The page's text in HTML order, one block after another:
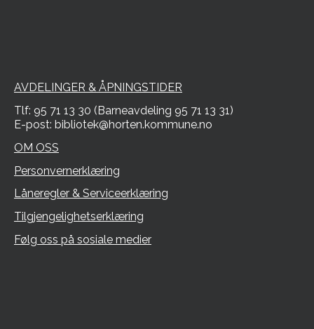
AVDELINGER & ÅPNINGSTIDER
Tlf: 95 71 13 30 (Barneavdeling 95 71 13 31)
E-post: bibliotek@horten.kommune.no
OM OSS
Personvernerklæring
Låneregler & Serviceerklæring
Tilgjengelighetserklæring
Følg oss på sosiale medier